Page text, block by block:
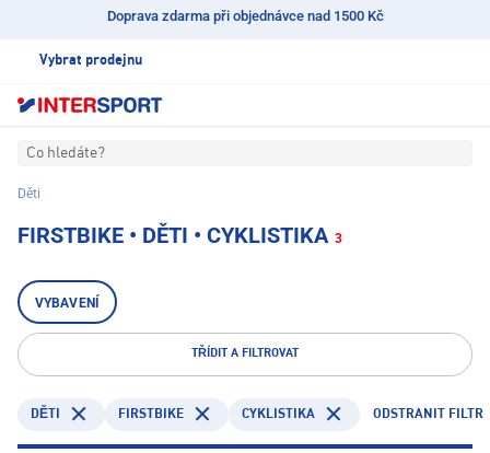
Doprava zdarma při objednávce nad 1500 Kč
Vybrat prodejnu
Co hledáte?
Děti
FIRSTBIKE • DĚTI • CYKLISTIKA 3
VYBAVENÍ
TŘÍDIT A FILTROVAT
DĚTI FIRSTBIKE CYKLISTIKA ODSTRANIT FILTR